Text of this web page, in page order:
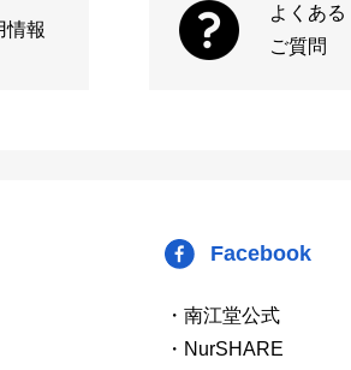
情報
よくある
ご質問
Facebook
・南江堂公式
・NurSHARE